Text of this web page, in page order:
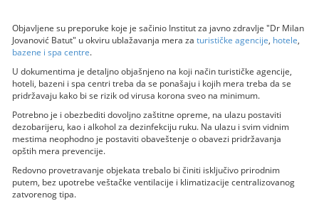
Objavljene su preporuke koje je sačinio Institut za javno zdravlje "Dr Milan
Jovanović Batut" u okviru ublažavanja mera zaturističke agencije, hotele,
bazene i spa centre.
U dokumentima je detaljno objašnjeno na koji način turističke agencije,
hoteli, bazeni i spa centri treba da se ponašaju i kojih mera treba da se
pridržavaju kako bi se rizik od virusa korona sveo na minimum.
Potrebno je i obezbediti dovoljno zaštitne opreme, na ulazu postaviti
dezobarijeru, kao i alkohol za dezinfekciju ruku. Na ulazu i svim vidnim
mestima neophodno je postaviti obaveštenje o obavezi pridržavanja
opštih mera prevencije.
Redovno provetravanje objekata trebalo bi činiti isključivo prirodnim
putem, bez upotrebe veštačke ventilacije i klimatizacije centralizovanog
zatvorenog tipa.